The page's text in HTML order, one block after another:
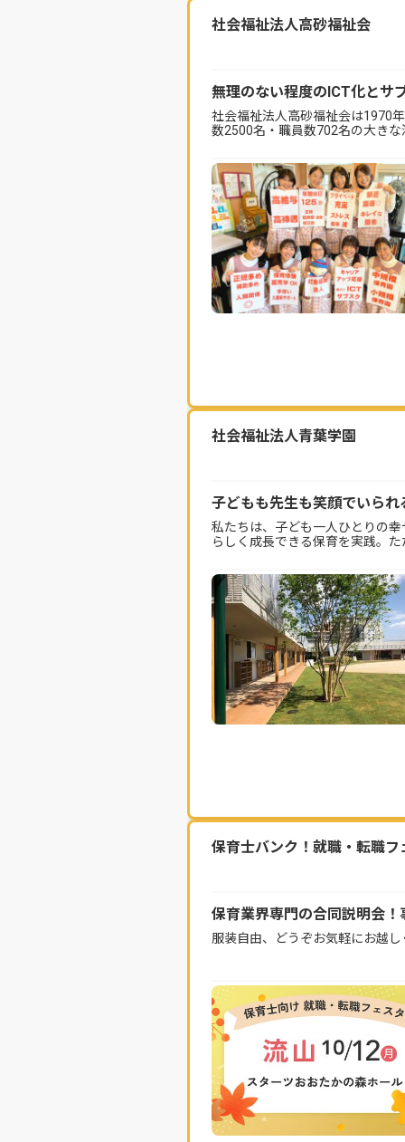
社会福祉法人高砂福祉会
無理のない程度のICT化とサ
社会福祉法人高砂福祉会は1970
数2500名・職員数702名の大き
社会福祉法人青葉学園
子どもも先生も笑顔でいら
私たちは、子ども一人ひとりの
らしく成長できる保育を実践。
保育士バンク！就職・転職フ
保育業界専門の合同説明会
服装自由、どうぞお気軽にお越